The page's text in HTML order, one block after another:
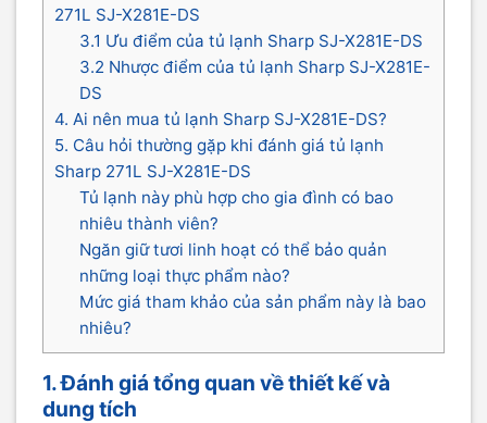
271L SJ-X281E-DS
3.1 Ưu điểm của tủ lạnh Sharp SJ-X281E-DS
3.2 Nhược điểm của tủ lạnh Sharp SJ-X281E-
DS
4. Ai nên mua tủ lạnh Sharp SJ-X281E-DS?
5. Câu hỏi thường gặp khi đánh giá tủ lạnh
Sharp 271L SJ-X281E-DS
Tủ lạnh này phù hợp cho gia đình có bao
nhiêu thành viên?
Ngăn giữ tươi linh hoạt có thể bảo quản
những loại thực phẩm nào?
Mức giá tham khảo của sản phẩm này là bao
nhiêu?
1. Đánh giá tổng quan về thiết kế và
dung tích